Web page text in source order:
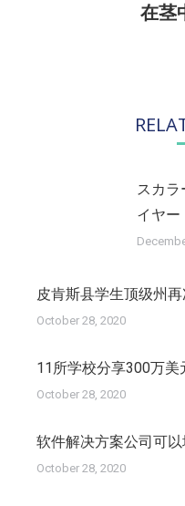
在茎
スカラ
イヤー
皮肯斯县学生顶级州
October 28, 2020
11所学校分享300万美
October 28, 2020
软件解决方案公司可
October 28, 2020